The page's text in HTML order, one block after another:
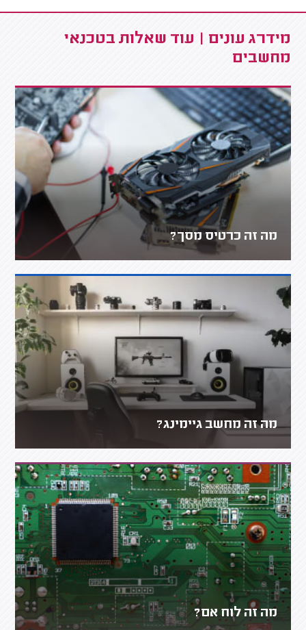
מידרג עונים | עוד שאלות בטכנאי
מחשבים
מה זה כרטיס מסך?
מה זה מחשב גיימינג?
מה זה לוח אם?